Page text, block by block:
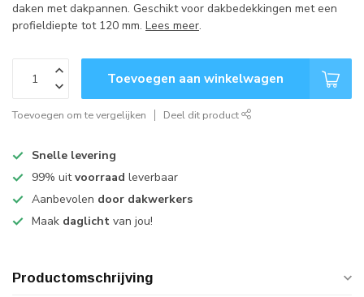
daken met dakpannen. Geschikt voor dakbedekkingen met een
profieldiepte tot 120 mm. Lees meer.
Toevoegen aan winkelwagen
Toevoegen om te vergelijken Deel dit product
Snelle levering
99% uitvoorraad leverbaar
Aanbevolen door dakwerkers
Maak daglicht van jou!
Productomschrijving